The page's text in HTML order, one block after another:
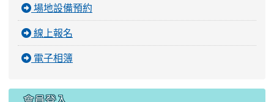
場地設備預約
線上報名
電子相簿